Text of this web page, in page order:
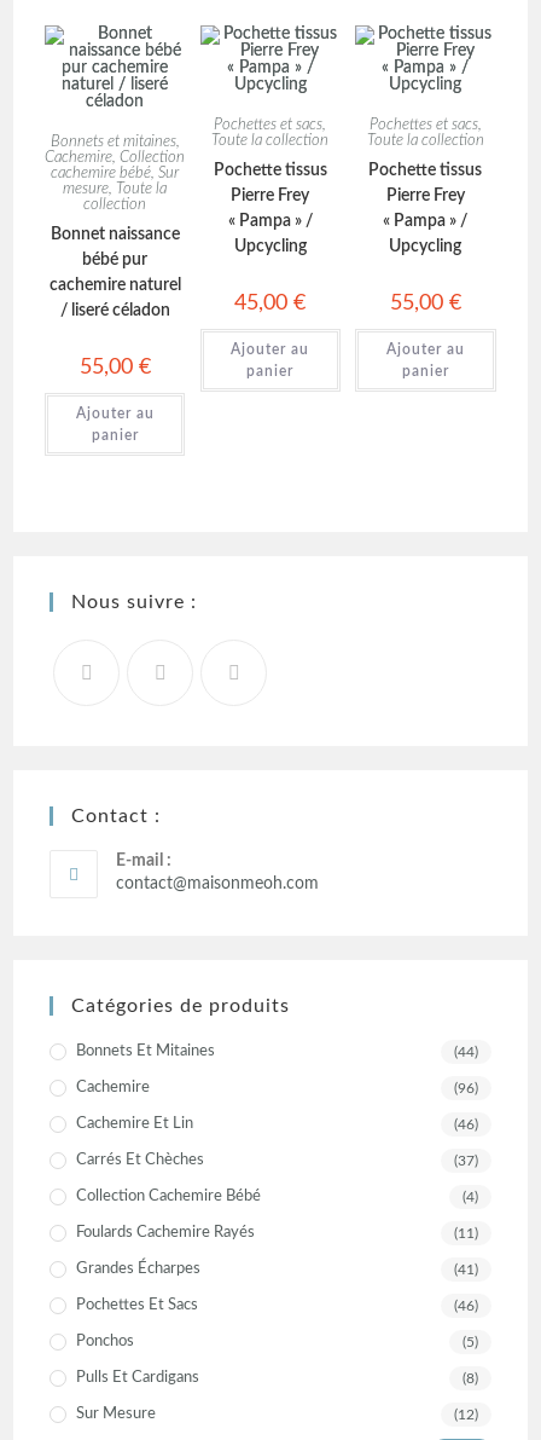
Bonnets et mitaines,
Cachemire,Collection
cachemire bébé,Sur
mesure, Toute la
collection
Bonnet naissance
bébé pur
cachemire naturel
/ liseré céladon
55,00 €
Ajouter au
panier
Pochettes et sacs,
Toute la collection
Pochette tissus
Pierre Frey
« Pampa » /
Upcycling
45,00€
Ajouter au
panier
Pochettes et sacs,
Toute la collection
Pochette tissus
Pierre Frey
« Pampa » /
Upcycling
55,00 €
Ajouter au
panier
Nous suivre :
Contact :
E-mail :
contact@maisonmeoh.com
Catégories de produits
Bonnets Et Mitaines (44)
Cachemire (96)
Cachemire Et Lin (46)
Carrés Et Chèches (37)
Collection Cachemire Bébé (4)
Foulards Cachemire Rayés (11)
Grandes Écharpes (41)
Pochettes Et Sacs (46)
Ponchos (5)
Pulls Et Cardigans (8)
Sur Mesure (12)